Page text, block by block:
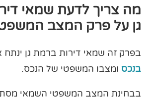
מה צריך לדעת שמאי
גן על פרק המצב
בפרק זה שמאי דירות ברמת גן
בנכס ומצבו המשפטי של הנכס.
בבחינת המצב המשפטי השמאי